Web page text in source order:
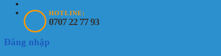
HOTLINE:
0707 22 77 93
Đăng nhập